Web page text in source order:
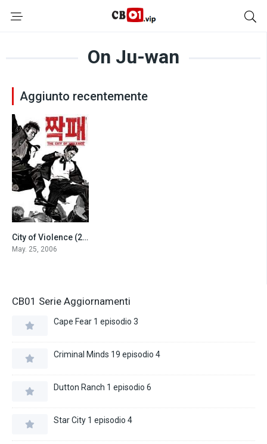
On Ju-wan
Aggiunto recentemente
6.7City of Violence (2006)
May. 25, 2006
CB01 Serie Aggiornamenti
Cape Fear 1 episodio 3
Criminal Minds 19 episodio 4
Dutton Ranch 1 episodio 6
Star City 1 episodio 4